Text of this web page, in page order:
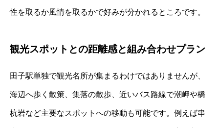
性を取るか風情を取るかで好みが分かれるところです。
観光スポットとの距離感と組み合わせプラン
田子駅単独で観光名所が集まるわけではありませんが、
海辺へ歩く散策、集落の散歩、近いバス路線で潮岬や橋
杭岩など主要なスポットへの移動も可能です。例えば串